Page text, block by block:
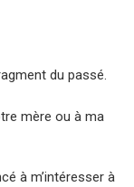
du passé.
mère ou à ma
à m’intéresser à